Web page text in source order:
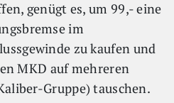
genügt es, um 99,- eine
im
zu kaufen und
MKD auf mehreren
Gruppe) tauschen.